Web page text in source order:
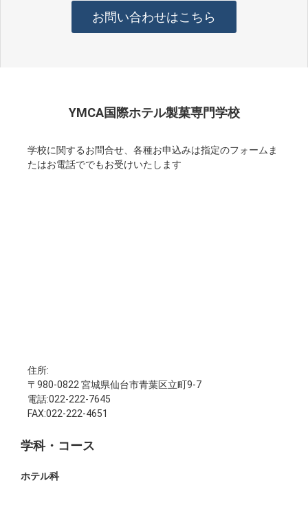
お問い合わせはこちら
YMCA国際ホテル製菓専門学校
学校に関するお問合せ、各種お申込みは指定のフォームま
たはお電話ででもお受けいたします
住所:
〒980-0822 宮城県仙台市青葉区立町9-7
電話:022-222-7645
FAX:022-222-4651
学科・コース
ホテル科